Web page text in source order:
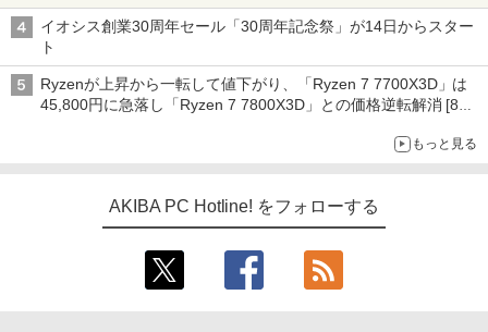
イオシス創業30周年セール「30周年記念祭」が14日からスター
ト
Ryzenが上昇から一転して値下がり、「Ryzen 7 7700X3D」は
45,800円に急落し「Ryzen 7 7800X3D」との価格逆転解消 [8月
もっと見る
AKIBA PC Hotline! をフォローする